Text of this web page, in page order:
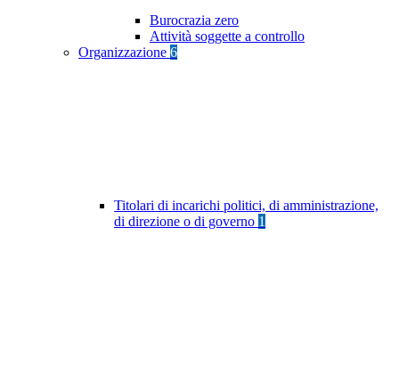
Burocrazia zero
Attività soggette a controllo
Organizzazione 6
Titolari di incarichi politici, di amministrazione,
di direzione o di governo 1